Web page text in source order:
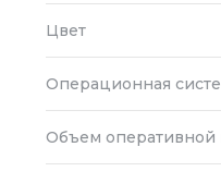
Цвет
Операционная
Объем оперативной